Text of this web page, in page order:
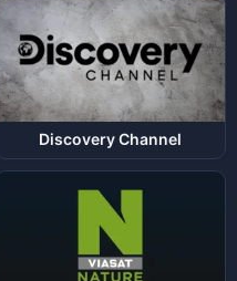
Discovery Channel